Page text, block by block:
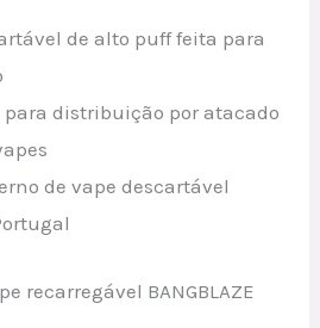
de alto puff feita para
para distribuição por atacado
de vape descartável
recarregável BANGBLAZE